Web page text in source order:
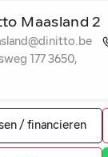
Maasland 2
177 3650,
/ financieren